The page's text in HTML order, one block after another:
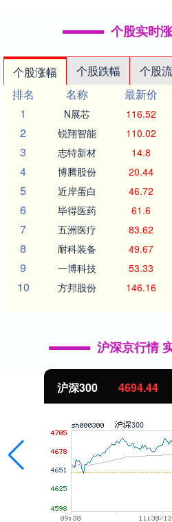
个股实时
个股涨幅 个股跌幅 个股
排名
名称 最新价
1
N展芯 116.52
2 锐翔智能 110.02
3 志特新材 14.8
4 博腾股份 20.44
5 近岸蛋白 46.72
6 毕得医药 61.6
7 五洲医疗 83.62
8 耐科装备 49.67
9 一博科技 53.33
10 方邦股份 146.16
沪深京行情
沪深300 4694.44